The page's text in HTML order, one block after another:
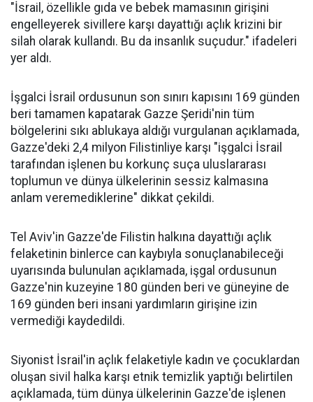
"İsrail, özellikle gıda ve bebek mamasının girişini
engelleyerek sivillere karşı dayattığı açlık krizini bir
silah olarak kullandı. Bu da insanlık suçudur." ifadeleri
yer aldı.
İşgalci İsrail ordusunun son sınırı kapısını 169 günden
beri tamamen kapatarak Gazze Şeridi'nin tüm
bölgelerini sıkı ablukaya aldığı vurgulanan açıklamada,
Gazze'deki 2,4 milyon Filistinliye karşı "işgalci İsrail
tarafından işlenen bu korkunç suça uluslararası
toplumun ve dünya ülkelerinin sessiz kalmasına
anlam veremediklerine" dikkat çekildi.
Tel Aviv'in Gazze'de Filistin halkına dayattığı açlık
felaketinin binlerce can kaybıyla sonuçlanabileceği
uyarısında bulunulan açıklamada, işgal ordusunun
Gazze'nin kuzeyine 180 günden beri ve güneyine de
169 günden beri insani yardımların girişine izin
vermediği kaydedildi.
Siyonist İsrail'in açlık felaketiyle kadın ve çocuklardan
oluşan sivil halka karşı etnik temizlik yaptığı belirtilen
açıklamada, tüm dünya ülkelerinin Gazze'de işlenen